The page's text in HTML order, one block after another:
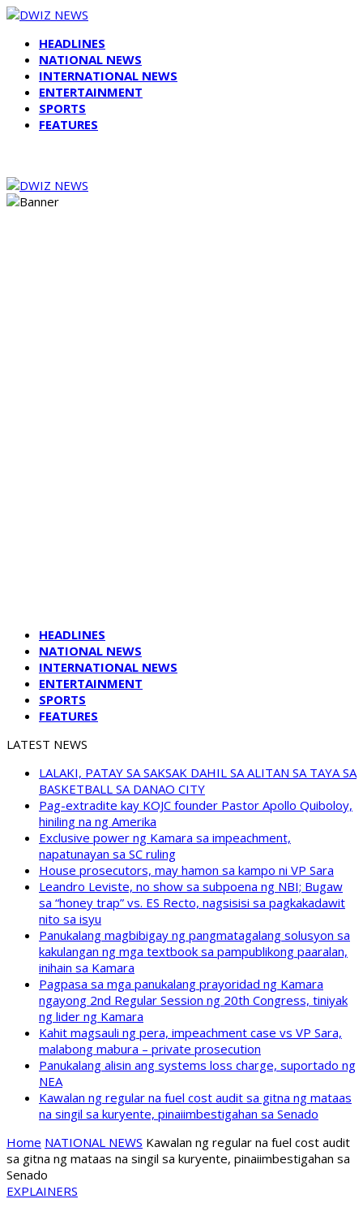
HEADLINES
NATIONAL NEWS
INTERNATIONAL NEWS
ENTERTAINMENT
SPORTS
FEATURES
HEADLINES
NATIONAL NEWS
INTERNATIONAL NEWS
ENTERTAINMENT
SPORTS
FEATURES
LATEST NEWS
LALAKI, PATAY SA SAKSAK DAHIL SA ALITAN SA TAYA SA
BASKETBALL SA DANAO CITY
Pag-extradite kay KOJC founder Pastor Apollo Quiboloy,
hiniling na ng Amerika
Exclusive power ng Kamara sa impeachment,
napatunayan sa SC ruling
House prosecutors, may hamon sa kampo ni VP Sara
Leandro Leviste, no show sa subpoena ng NBI; Bugaw
sa “honey trap” vs. ES Recto, nagsisisi sa pagkakadawit
nito sa isyu
Panukalang magbibigay ng pangmatagalang solusyon sa
kakulangan ng mga textbook sa pampublikong paaralan,
inihain sa Kamara
Pagpasa sa mga panukalang prayoridad ng Kamara
ngayong 2nd Regular Session ng 20th Congress, tiniyak
ng lider ng Kamara
Kahit magsauli ng pera, impeachment case vs VP Sara,
malabong mabura – private prosecution
Panukalang alisin ang systems loss charge, suportado ng
NEA
Kawalan ng regular na fuel cost audit sa gitna ng mataas
na singil sa kuryente, pinaiimbestigahan sa Senado
Home NATIONAL NEWS Kawalan ng regular na fuel cost audit
sa gitna ng mataas na singil sa kuryente, pinaiimbestigahan sa
Senado
EXPLAINERS